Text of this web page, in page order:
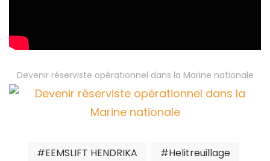
Devenir réserviste opérationnel dans la Marine nationale
EEMSLIFT HENDRIKA
Helitreuillage